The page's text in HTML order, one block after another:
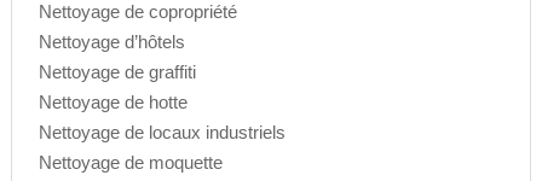
Nettoyage de copropriété
Nettoyage d’hôtels
Nettoyage de graffiti
Nettoyage de hotte
Nettoyage de locaux industriels
Nettoyage de moquette